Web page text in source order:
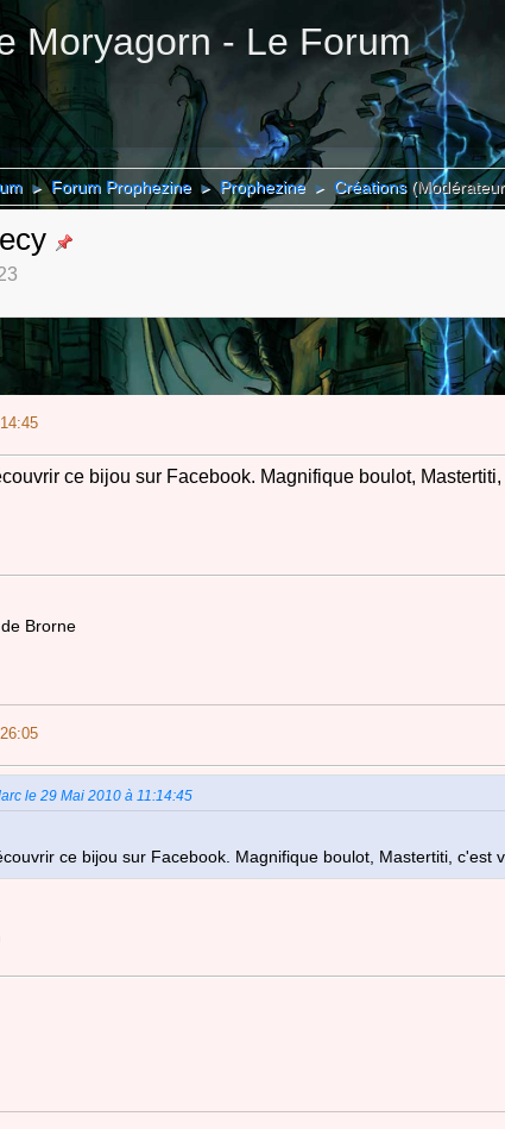
Moryagorn - Le Forum
► Forum Prophezine ► Prophezine ► Créations
ce bijou sur Facebook. Magnifique boulot,
Brorne
le 29 Mai 2010 à 11:14:45
ce bijou sur Facebook. Magnifique boulot, Mastertiti, c'est